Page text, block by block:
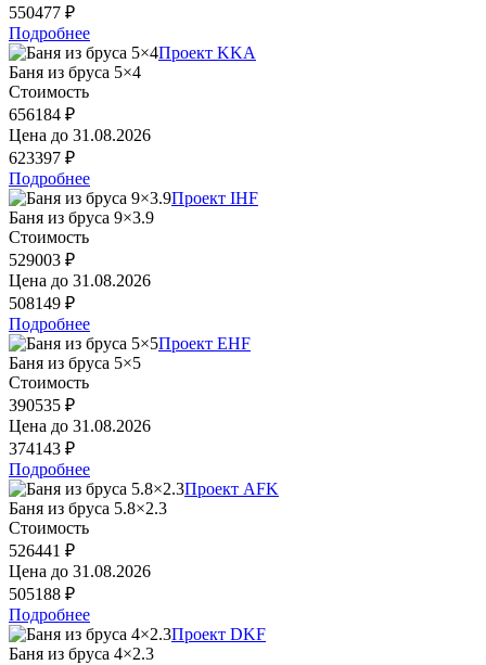
550477 ₽
Подробнее
Проект KKA
Баня из бруса 5×4
Стоимость
656184 ₽
Цена до 31.08.2026
623397 ₽
Подробнее
Проект IHF
Баня из бруса 9×3.9
Стоимость
529003 ₽
Цена до 31.08.2026
508149 ₽
Подробнее
Проект EHF
Баня из бруса 5×5
Стоимость
390535 ₽
Цена до 31.08.2026
374143 ₽
Подробнее
Проект AFK
Баня из бруса 5.8×2.3
Стоимость
526441 ₽
Цена до 31.08.2026
505188 ₽
Подробнее
Проект DKF
Баня из бруса 4×2.3